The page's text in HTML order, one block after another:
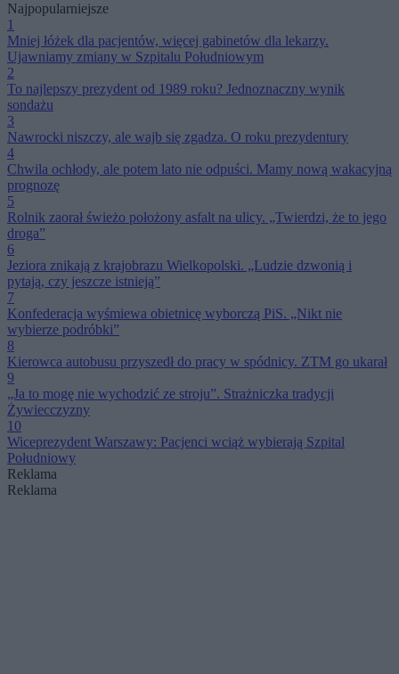
Najpopularniejsze
1
Mniej łóżek dla pacjentów, więcej gabinetów dla lekarzy.
Ujawniamy zmiany w Szpitalu Południowym
2
To najlepszy prezydent od 1989 roku? Jednoznaczny wynik
sondażu
3
Nawrocki niszczy, ale wajb się zgadza. O roku prezydentury
4
Chwila ochłody, ale potem lato nie odpuści. Mamy nową wakacyjną
prognozę
5
Rolnik zaorał świeżo położony asfalt na ulicy. „Twierdzi, że to jego
droga”
6
Jeziora znikają z krajobrazu Wielkopolski. „Ludzie dzwonią i
pytają, czy jeszcze istnieją”
7
Konfederacja wyśmiewa obietnicę wyborczą PiS. „Nikt nie
wybierze podróbki”
8
Kierowca autobusu przyszedł do pracy w spódnicy. ZTM go ukarał
9
„Ja to mogę nie wychodzić ze stroju”. Strażniczka tradycji
Żywiecczyzny
10
Wiceprezydent Warszawy: Pacjenci wciąż wybierają Szpital
Południowy
Reklama
Reklama